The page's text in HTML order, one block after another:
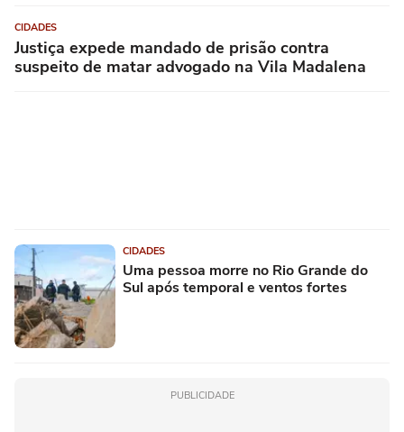
CIDADES
Justiça expede mandado de prisão contra
suspeito de matar advogado na Vila Madalena
CIDADES
Uma pessoa morre no Rio Grande do
Sul após temporal e ventos fortes
PUBLICIDADE